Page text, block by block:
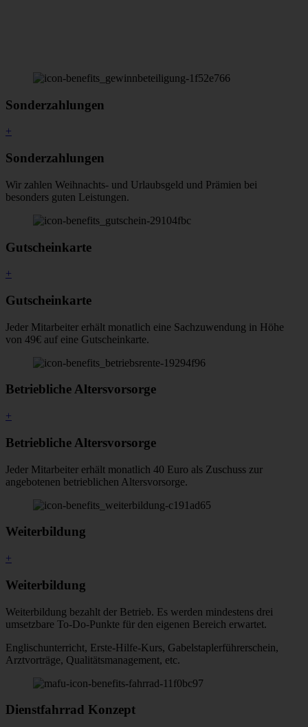
Sonderzahlungen
+
Sonderzahlungen
Wir zahlen Weihnachts- und Urlaubsgeld und Prämien bei
besonders guten Leistungen.
Gutscheinkarte
+
Gutscheinkarte
Jeder Mitarbeiter erhält monatlich eine Sachzuwendung in Höhe
von 49€ auf eine Gutscheinkarte.
Betriebliche Altersvorsorge
+
Betriebliche Altersvorsorge
Jeder Mitarbeiter erhält monatlich 40 Euro als Zuschuss zur
angebotenen betrieblichen Altersvorsorge.
Weiterbildung
+
Weiterbildung
Weiterbildung bezahlt der Betrieb. Es werden mindestens drei
umsetzbare To-Do-Punkte für den eigenen Bereich erwartet.
Englischunterricht, Erste-Hilfe-Kurs, Gabelstaplerführerschein,
Arztvorträge, Qualitätsmanagement, etc.
Dienstfahrrad Konzept